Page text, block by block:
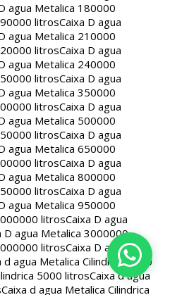
agua Metalica 180000
litrosCaixa D agua
agua Metalica 210000
litrosCaixa D agua
agua Metalica 240000
litrosCaixa D agua
agua Metalica 350000
litrosCaixa D agua
agua Metalica 500000
litrosCaixa D agua
agua Metalica 650000
litrosCaixa D agua
agua Metalica 800000
litrosCaixa D agua
agua Metalica 950000
litrosCaixa D agua
D agua Metalica 3000000
litrosCaixa D agua
d agua Metalica Cilindrica 2000
5000 litrosCaixa d agua
Caixa d agua Metalica Cilindrica